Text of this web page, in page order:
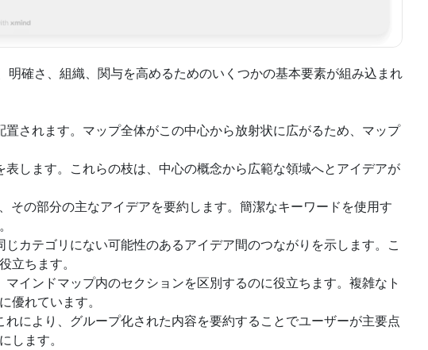
確さ、組織、関与を高めるためのいくつかの基本要素が組み込まれ
されます。マップ全体がこの中心から放射状に広がるため、マップ
します。これらの枝は、中心の概念から広範な領域へとアイデアが
その部分の主なアイデアを要約します。簡潔なキーワードを使用す
カテゴリにない可能性のあるアイデア間のつながりを示します。こ
立ちます。
インドマップ内のセクションを区別するのに役立ちます。複雑なト
優れています。
により、グループ化された内容を要約することでユーザーが主要点
します。